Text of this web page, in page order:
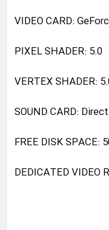
VIDEO CARD:
PIXEL SHADER: 5.0
VERTEX SHADER:
SOUND CARD:
FREE DISK SPACE:
DEDICATED VIDEO